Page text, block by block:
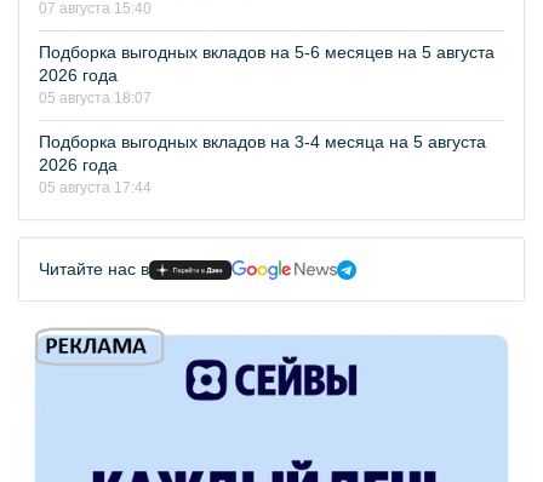
07 августа 15:40
Подборка выгодных вкладов на 5-6 месяцев на 5 августа
2026 года
05 августа 18:07
Подборка выгодных вкладов на 3-4 месяца на 5 августа
2026 года
05 августа 17:44
Читайте нас в